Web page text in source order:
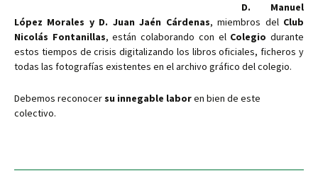
at
sA
p
gr
a
m
e
D. Manuel
López Morales y D. Juan Jaén Cárdenas, miembros del Club
Nicolás Fontanillas, están colaborando con el Colegio durante
estos tiempos de crisis digitalizando los libros oficiales, ficheros y
todas las fotografías existentes en el archivo gráfico del colegio.
Debemos reconocersu innegable laboren bien de este
colectivo.